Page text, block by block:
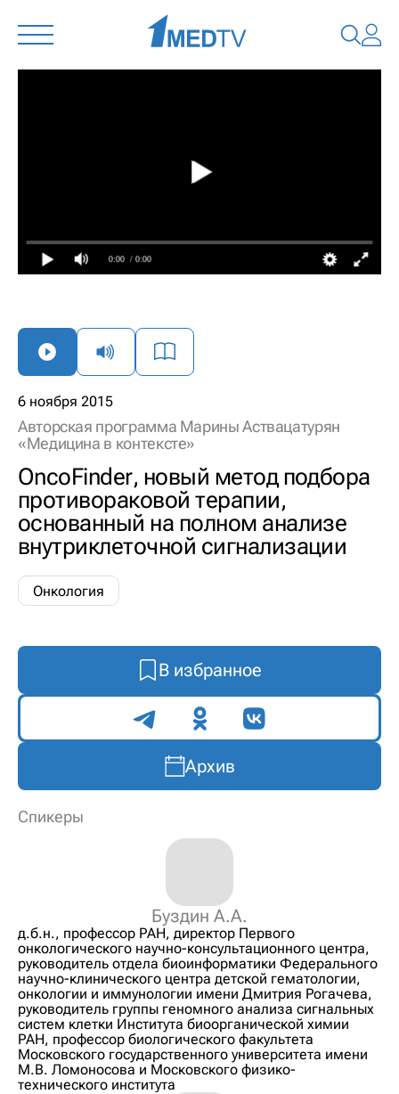
0:00 / 0:00
6 ноября 2015
Авторская программа Марины Аствацатурян
«Медицина в контексте»
OncoFinder, новый метод подбора
противораковой терапии,
основанный на полном анализе
внутриклеточной сигнализации
Онкология
В избранное
Поделиться
Архив
Спикеры
Буздин А.А.
д.б.н., профессор РАН, директор Первого
онкологического научно-консультационного центра,
руководитель отдела биоинформатики Федерального
научно-клинического центра детской гематологии,
онкологии и иммунологии имени Дмитрия Рогачева,
руководитель группы геномного анализа сигнальных
систем клетки Института биоорганической химии
РАН, профессор биологического факультета
Московского государственного университета имени
М.В. Ломоносова и Московского физико-
технического института